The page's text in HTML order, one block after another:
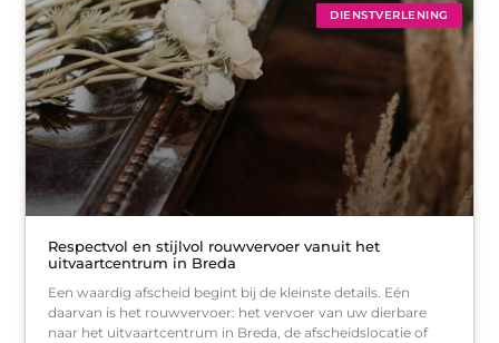
DIENSTVERLENING
Respectvol en stijlvol rouwvervoer vanuit het
uitvaartcentrum in Breda
Een waardig afscheid begint bij de kleinste details. Eén
daarvan is het rouwvervoer: het vervoer van uw dierbare
naar het uitvaartcentrum in Breda, de afscheidslocatie of